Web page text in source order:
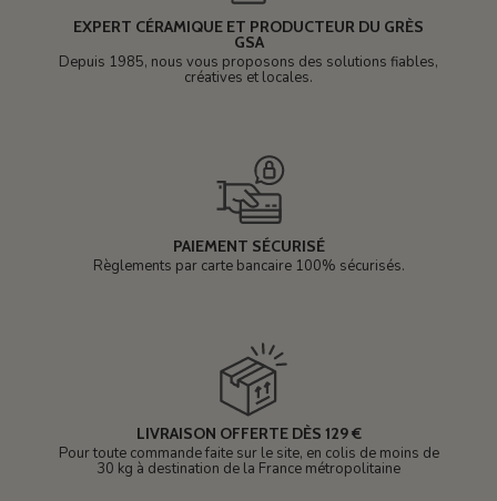
EXPERT CÉRAMIQUE ET PRODUCTEUR DU GRÈS
GSA
Depuis 1985, nous vous proposons des solutions fiables,
créatives et locales.
PAIEMENT SÉCURISÉ
Règlements par carte bancaire 100% sécurisés.
LIVRAISON OFFERTE DÈS 129 €
Pour toute commande faite sur le site, en colis de moins de
30 kg à destination de la France métropolitaine